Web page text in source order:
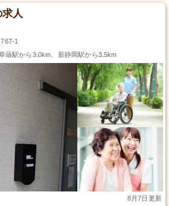
人
1
薙駅から3.0km、新静岡駅から3.5km
8月7日更新